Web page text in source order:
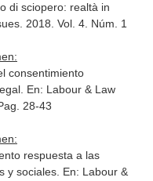
di sciopero: realtà in
. 2018. Vol. 4. Núm. 1
consentimiento
En: Labour & Law
28-43
respuesta a las
y sociales. En: Labour &